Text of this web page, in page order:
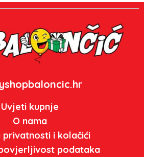
Uvjeti kupnje
O nama
privatnosti i kolačići
podataka